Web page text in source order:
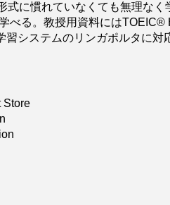
式に慣れていなくても無理な
べる。教授用資料にはTOEIC®
習システムのリンガポルタに
Store